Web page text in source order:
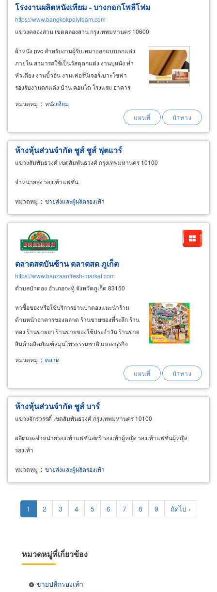
โรงงานผลิตหนังเทียม - บางกอกโพลีโฟม
https://www.bangkokpolyfoam.com
แขวงคลองสาน เขตคลองสาน กรุงเทพมหานคร 10600
ผ้าหนัง pvc สำหรับงานผู้รับเหมาออกแบบตกแต่ง
ภายใน สามารถใช้เป็นวัสดุตกแต่ง งานบุผนัง ทำ
หัวเตียง งานบิ้วอิน งานเฟอร์นิเจอร์เบาะโซฟา
รองรับงานตกแต่ง บ้าน คอนโด โรงแรม อาคาร
หรือ โรงพยาบาล เป็นต้น ผ้าหนังpvc สำหรับงาน
ทำเบาะรถยนต์ รถจักรยานยนต์ หรือ งานตบแต่ง
ภายในรถตู้vip ผ้าหนัง pvc ใช้เป็นวัตถุดิบในงาน
ผลิตสินค้าแฟชั่น
หมวดหมู่ : หนังเทียม
ห้างหุ้นส่วนจำกัด ชูส์ ชูส์ ฟุตแวร์
แขวงสัมพันธวงศ์ เขตสัมพันธวงศ์ กรุงเทพมหานคร 10100
จำหน่ายส่ง รองเท้าแฟชั่น
หมวดหมู่ : ขายส่งและผู้ผลิตรองเท้า
ตลาดสดบันซ้าน ตลาดสด ภูเก็ต
https://www.banzaanfresh-market.com
ตำบลป่าตอง อำเภอกะทู้ จังหวัดภูเก็ต 83150
หาซื้อของหรือใช้บริการย่านป่าตองแนะนำร้าน
ด้านหน้าอาคารของตลาด ร้านขายของที่ระลึก ร้าน
ทอง ร้านขายยา ร้านขายของใช้ประจำวัน ร้านขาย
สินค้าผลิตภัณฑ์สมุนไพรธรรมชาติ แหล่งธุรกิจ
อาหารทะเลสดแนะนำตลาดสดบันซ้าน ป่าตอง
หมวดหมู่ : ตลาด
ห้างหุ้นส่วนจำกัด ชูส์ บาร์
แขวงจักรวรรดิ์ เขตสัมพันธวงศ์ กรุงเทพมหานคร 10100
ผลิตและจำหน่ายรองเท้าแฟชั่นสตรี รองเท้าผู้หญิง รองเท้าแฟชั่นผู้หญิง
รองเท้า
หมวดหมู่ : ขายส่งและผู้ผลิตรองเท้า
Pagination
Current
page
1 Page
2 Page
3 Page
4 Page
5 Page
6 Page
7 Page
8 Page
9
Next
page
ถัดไป ›
หมวดหมู่ที่เกี่ยวข้อง
ขายปลีกรองเท้า